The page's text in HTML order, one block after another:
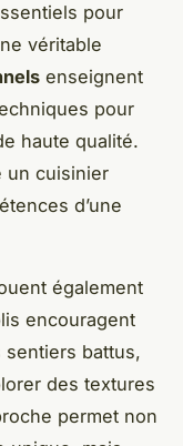
pour
véritable
enseignent
pour
haute qualité.
un cuisinier
d’une
également
encouragent
battus,
des textures
permet non